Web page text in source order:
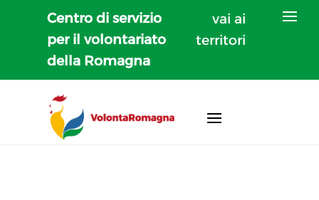
Centro di servizio
per il volontariato
della Romagna
vai ai
territori